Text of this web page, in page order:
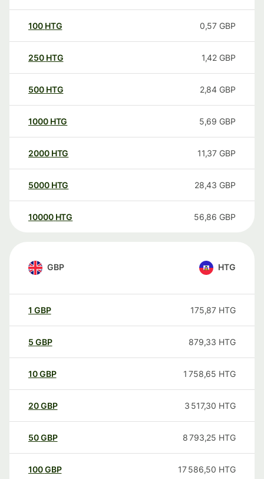
100 HTG 0,57 GBP
250 HTG 1,42 GBP
500 HTG 2,84 GBP
1000 HTG 5,69 GBP
2000 HTG 11,37 GBP
5000 HTG 28,43 GBP
10000 HTG 56,86 GBP
GBP HTG
1 GBP 175,87 HTG
5 GBP 879,33 HTG
10GBP 1 758,65 HTG
20GBP 3 517,30 HTG
50GBP 8 793,25 HTG
100GBP 17 586,50 HTG